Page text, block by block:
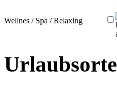
Wellnes / Spa / Relaxing
Urlaubsorte